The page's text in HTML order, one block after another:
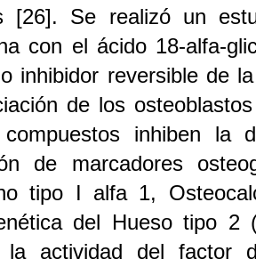
[26]. Se realizó un
con el ácido 18-alfa-
inhibidor reversible de
de los
inhiben la
de marcadores
tipo I alfa 1,
del Hueso tipo 2
la actividad del factor